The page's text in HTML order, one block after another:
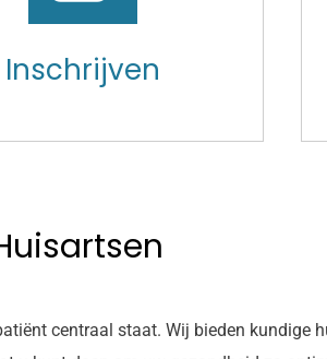
Inschrijven
centraal staat. Wij bieden kundige